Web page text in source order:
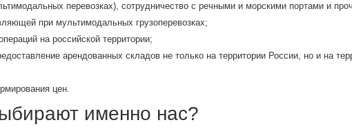
перевозках), сотрудничество с речными и морскими портами и
при мультимодальных грузоперевозках;
на российской территории;
арендованных складов не только на территории России, но и на
цен.
именно нас?